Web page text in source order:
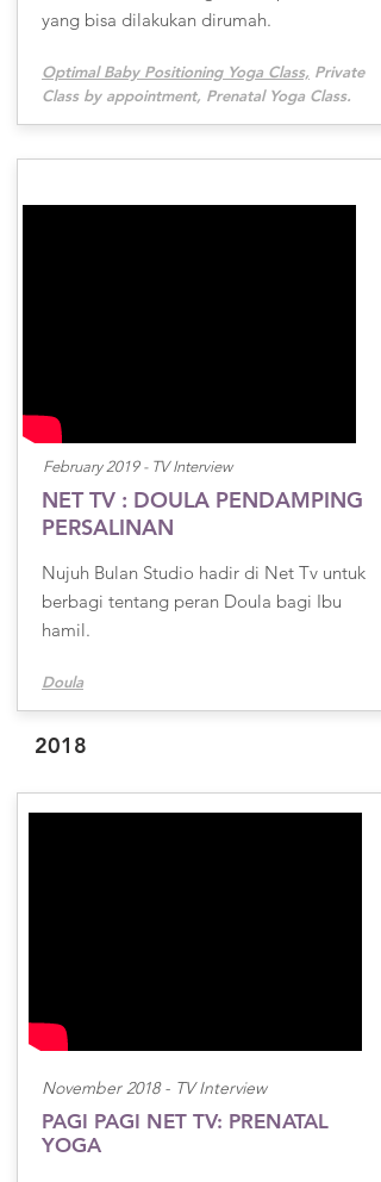
yang bisa dilakukan dirumah.
Optimal Baby Positioning Yoga Class, Private
Class by appointment, Prenatal Yoga Class.
February 2019 - TV Interview
NET TV : DOULA PENDAMPING
PERSALINAN
Nujuh Bulan Studio hadir di Net Tv untuk
berbagi tentang peran Doula bagi Ibu
hamil.
Doula
2018
November 2018 - TV Interview
PAGI PAGI NET TV: PRENATAL
YOGA